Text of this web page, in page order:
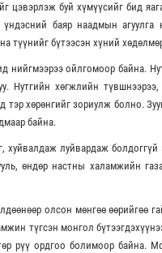
цэвэрлэж буй хүмүүсийг бид
баяр наадмын агуулга
түүнийг бүтээсэн хүний
нийгмээрээ ойлгомоор байна.
Нутгийн хөгжлийн
тэр хөрөнгийг зориулж болно.
байна.
луйвардаж болдоггүй
өндөр настны халамжийн
олсон мөнгөө өөрийгөө
түгсэн монгол
рүү ордгоо болимоор байна.